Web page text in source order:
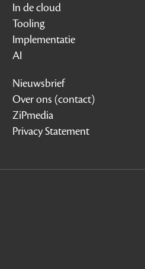
In de cloud
Tooling
Implementatie
AI
Nieuwsbrief
Over ons (contact)
ZiPmedia
Privacy Statement